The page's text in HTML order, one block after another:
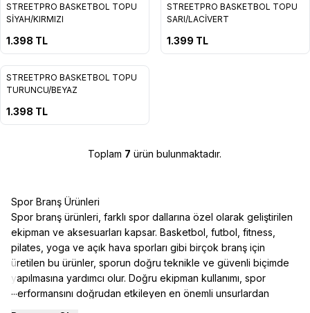
STREETPRO BASKETBOL TOPU
SİYAH/KIRMIZI
1.398 TL
STREETPRO BASKETBOL TOPU
SARI/LACİVERT
1.399 TL
STREETPRO BASKETBOL TOPU
TURUNCU/BEYAZ
1.398 TL
Toplam 7 ürün bulunmaktadır.
Spor Branş Ürünleri
Spor branş ürünleri, farklı spor dallarına özel olarak geliştirilen
ekipman ve aksesuarları kapsar. Basketbol, futbol, fitness,
pilates, yoga ve açık hava sporları gibi birçok branş için
üretilen bu ürünler, sporun doğru teknikle ve güvenli biçimde
yapılmasına yardımcı olur. Doğru ekipman kullanımı, spor
performansını doğrudan etkileyen en önemli unsurlardan
...